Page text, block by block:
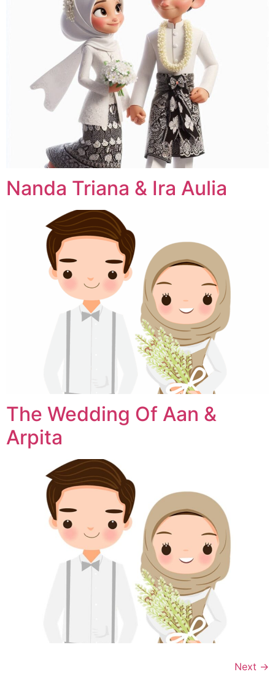
Nanda Triana & Ira Aulia
The Wedding Of Aan &
Arpita
Next →